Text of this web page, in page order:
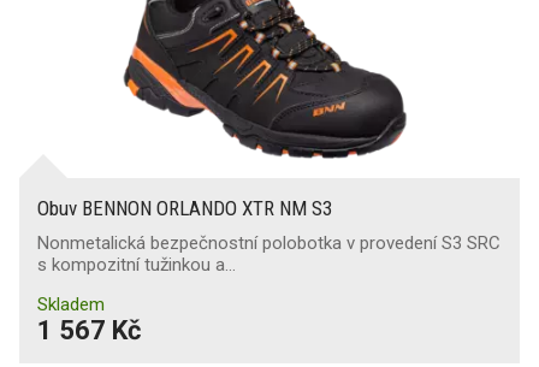
Obuv BENNON ORLANDO XTR NM S3
Nonmetalická bezpečnostní polobotka v provedení S3 SRC
s kompozitní tužinkou a…
Skladem
1 567 Kč